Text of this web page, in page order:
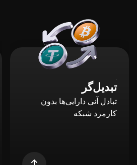
تبدیل‌گر
تبادل آنی دارایی‌ها بدون
کارمزد شبکه